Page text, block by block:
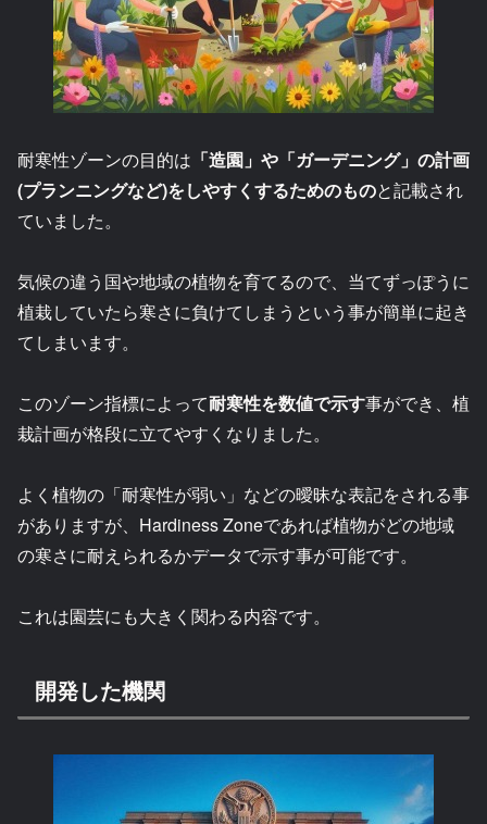
耐寒性ゾーンの目的は 「造園」や「ガーデニング」の計画
(プランニングなど)をしやすくするためのものと記載され
ていました。
気候の違う国や地域の植物を育てるので、当てずっぽうに
植栽していたら寒さに負けてしまうという事が簡単に起き
てしまいます。
このゾーン指標によって耐寒性を数値で示す事ができ、植
栽計画が格段に立てやすくなりました。
よく植物の「耐寒性が弱い」などの曖昧な表記をされる事
がありますが、Hardiness Zoneであれば植物がどの地域
の寒さに耐えられるかデータで示す事が可能です。
これは園芸にも大きく関わる内容です。
開発した機関